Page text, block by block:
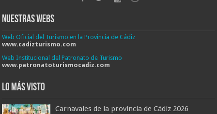
Nuestras Webs
Web Oficial del Turismo en la Provincia de Cádiz
www.cadizturismo.com
Web Institucional del Patronato de Turismo
www.patronatoturismocadiz.com
Lo más visto
Carnavales de la provincia de Cádiz 2026